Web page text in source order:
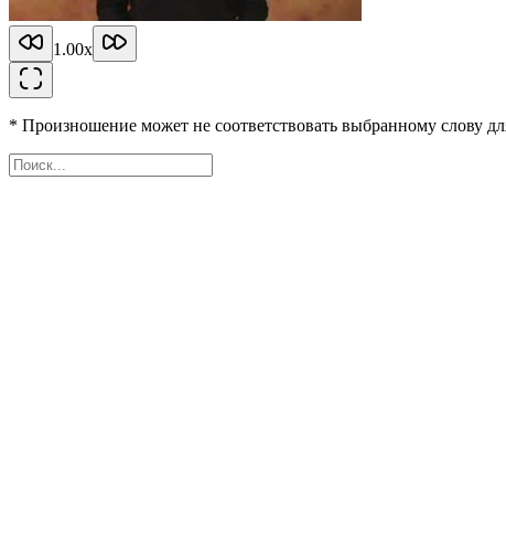
1.00x
* Произношение может не соответствовать выбранному слову